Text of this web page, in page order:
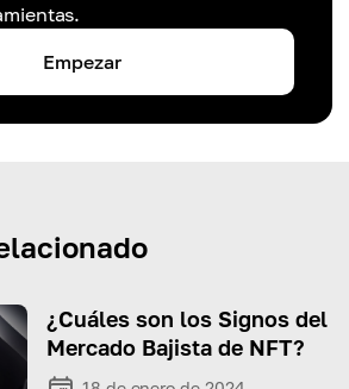
Empezar
¿Cuáles son los Signos del
Mercado Bajista de NFT?